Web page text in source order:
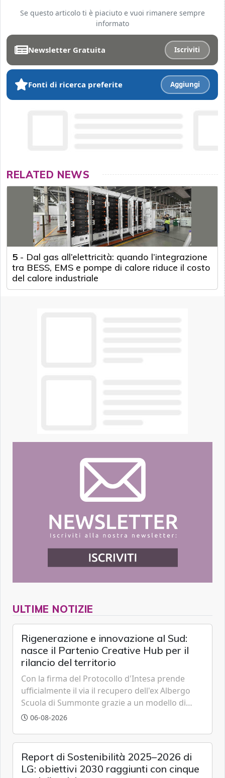
Se questo articolo ti è piaciuto e vuoi rimanere sempre
informato
Newsletter Gratuita Iscriviti
Fonti di ricerca preferite Aggiungi
RELATED NEWS
5 - Dal gas all’elettricità: quando l’integrazione
tra BESS, EMS e pompe di calore riduce il costo
del calore industriale
ULTIME NOTIZIE
Rigenerazione e innovazione al Sud:
nasce il Partenio Creative Hub per il
rilancio del territorio
Con la firma del Protocollo d'Intesa prende
ufficialmente il via il recupero dell'ex Albergo
Scuola di Summonte grazie a un modello di
partenariato pubblico-privato e a una rete di
06-08-2026
Report di Sostenibilità 2025–2026 di
LG: obiettivi 2030 raggiunti con cinque